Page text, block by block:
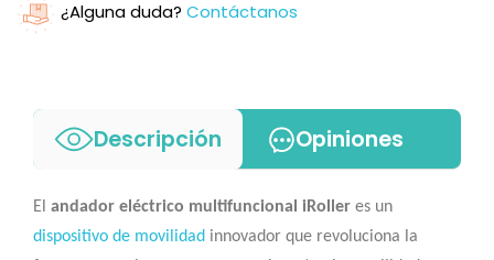
¿Alguna duda? Contáctanos
Descripción Opiniones
El andador eléctrico multifuncional iRoller es un
dispositivo de movilidad innovador que revoluciona la